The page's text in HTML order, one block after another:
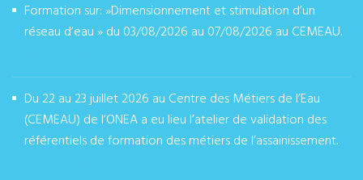
Formation sur: »Dimensionnement et stimulation d’un
réseau d’eau » du 03/08/2026 au 07/08/2026 au CEMEAU.
Du 22 au 23 juillet 2026 au Centre des Métiers de l’Eau
(CEMEAU) de l’ONEA a eu lieu l’atelier de validation des
référentiels de formation des métiers de l’assainissement.